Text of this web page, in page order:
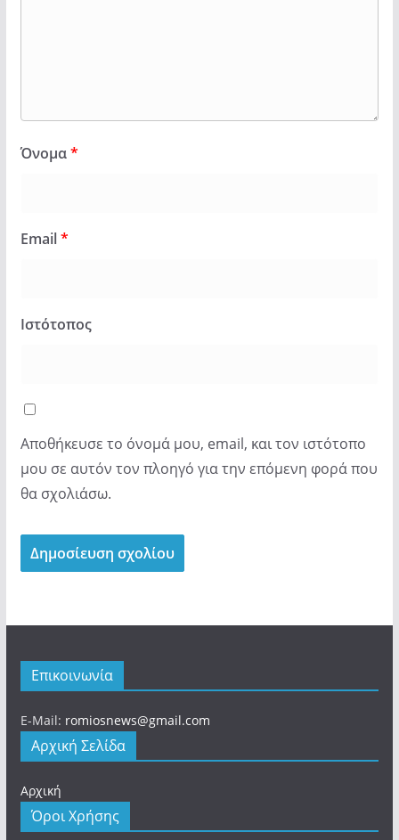
Όνομα*
Email*
Ιστότοπος
Αποθήκευσε το όνομά μου, email, και τον ιστότοπο
μου σε αυτόν τον πλοηγό για την επόμενη φορά που
θα σχολιάσω.
Επικοινωνία
E-Mail: romiosnews@gmail.com
Αρχική Σελίδα
Αρχική
Όροι Χρήσης